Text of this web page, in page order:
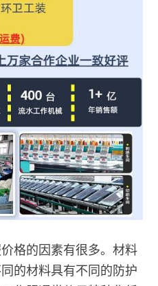
格的因素有很多。材料
的材料具有不同的防护